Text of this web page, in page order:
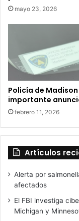
mayo 23, 2026
Policía de
importante
febrero 11, 2026
Artículos
Alerta por
afectados
El FBI investiga
Michigan y